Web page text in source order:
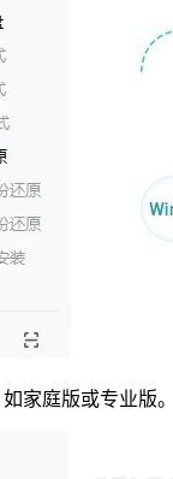
家庭版或专业版。